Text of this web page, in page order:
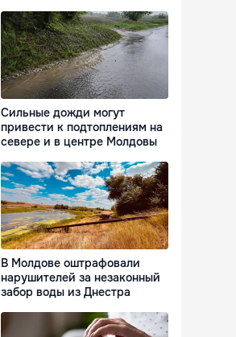
Сильные дожди могут
привести к подтоплениям на
севере и в центре Молдовы
В Молдове оштрафовали
нарушителей за незаконный
забор воды из Днестра